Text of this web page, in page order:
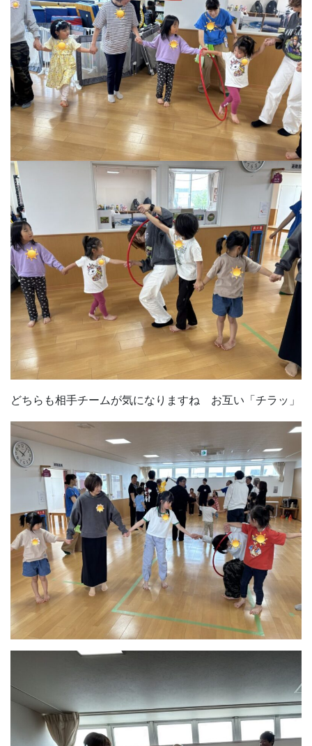
どちらも相手チームが気になりますね お互い「チラッ」